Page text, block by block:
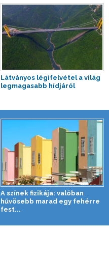
Látványos légifelvétel a világ
legmagasabb hídjáról
A színek fizikája: valóban
hűvösebb marad egy fehérre
fest...